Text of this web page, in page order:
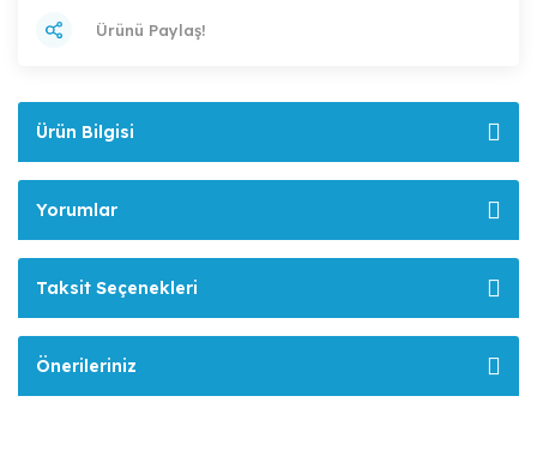
Ürünü Paylaş!
Ürün Bilgisi
Yorumlar
Taksit Seçenekleri
Önerileriniz